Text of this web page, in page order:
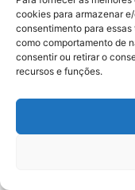
cookies para armazenar
consentimento para
como comportamento de
consentir ou retirar o
recursos e funções.